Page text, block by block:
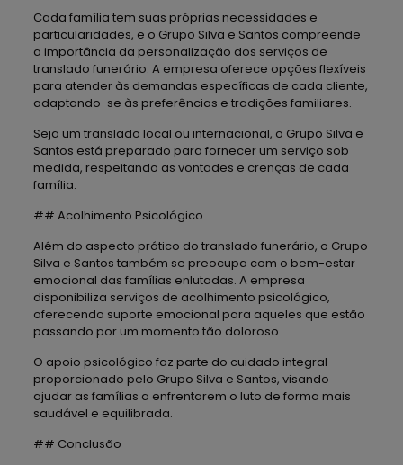
Cada família tem suas próprias necessidades e
particularidades, e o Grupo Silva e Santos compreende
a importância da personalização dos serviços de
translado funerário. A empresa oferece opções flexíveis
para atender às demandas específicas de cada cliente,
adaptando-se às preferências e tradições familiares.
Seja um translado local ou internacional, o Grupo Silva e
Santos está preparado para fornecer um serviço sob
medida, respeitando as vontades e crenças de cada
família.
## Acolhimento Psicológico
Além do aspecto prático do translado funerário, o Grupo
Silva e Santos também se preocupa com o bem-estar
emocional das famílias enlutadas. A empresa
disponibiliza serviços de acolhimento psicológico,
oferecendo suporte emocional para aqueles que estão
passando por um momento tão doloroso.
O apoio psicológico faz parte do cuidado integral
proporcionado pelo Grupo Silva e Santos, visando
ajudar as famílias a enfrentarem o luto de forma mais
saudável e equilibrada.
## Conclusão